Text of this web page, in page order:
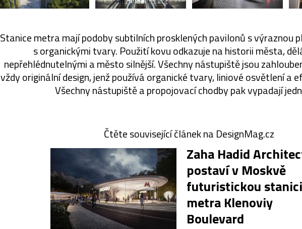
Stanice metra mají podoby subtilních prosklených pavilonů s výraznou
s organickými tvary. Použití kovu odkazuje na historii města,
nepřehlédnutelnými a město silnější. Všechny nástupiště jsou
vždy originální design, jenž používá organické tvary, liniové osvětlení a
Všechny nástupiště a propojovací chodby pak vypadají
Čtěte související článek na DesignMag.cz
Zaha Hadid
postaví v Moskvě
futuristickou stanici
metra Klenoviy
Boulevard